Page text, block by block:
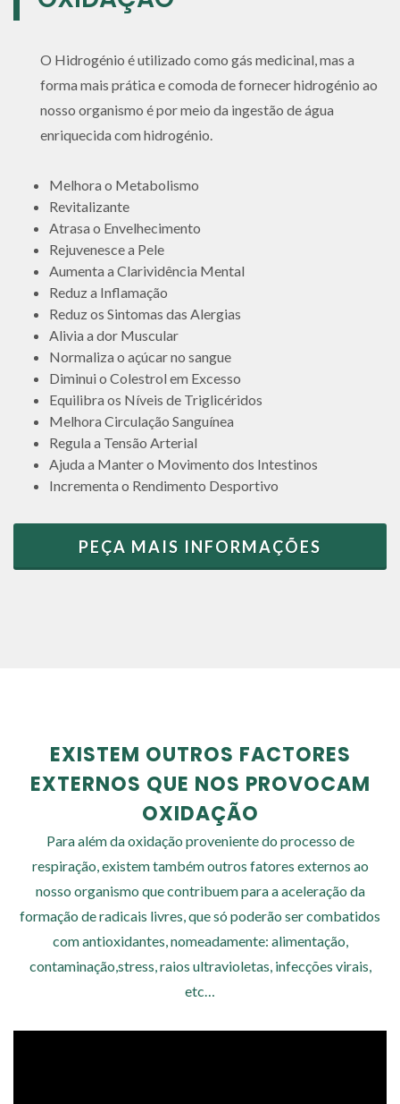
O Hidrogénio é utilizado como gás medicinal, mas a
forma mais prática e comoda de fornecer hidrogénio ao
nosso organismo é por meio da ingestão de água
enriquecida com hidrogénio.
Melhora o Metabolismo
Revitalizante
Atrasa o Envelhecimento
Rejuvenesce a Pele
Aumenta a Clarividência Mental
Reduz a Inflamação
Reduz os Sintomas das Alergias
Alivia a dor Muscular
Normaliza o açúcar no sangue
Diminui o Colestrol em Excesso
Equilibra os Níveis de Triglicéridos
Melhora Circulação Sanguínea
Regula a Tensão Arterial
Ajuda a Manter o Movimento dos Intestinos
Incrementa o Rendimento Desportivo
PEÇA MAIS INFORMAÇÕES
EXISTEM OUTROS FACTORES
EXTERNOS QUE NOS PROVOCAM
OXIDAÇÃO
Para além da oxidação proveniente do processo de
respiração, existem também outros fatores externos ao
nosso organismo que contribuem para a aceleração da
formação de radicais livres, que só poderão ser combatidos
com antioxidantes, nomeadamente: alimentação,
contaminação,stress, raios ultravioletas, infecções virais,
etc…